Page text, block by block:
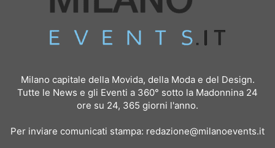
Milano capitale della Movida, della Moda e del Design.
Tutte le News e gli Eventi a 360° sotto la Madonnina 24
ore su 24, 365 giorni l'anno.
Per inviare comunicati stampa: redazione@milanoevents.it